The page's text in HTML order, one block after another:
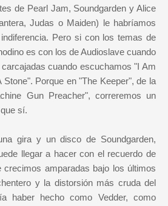
de Pearl Jam, Soundgarden y Alice
Judas o Maiden) le habríamos
Pero si con los temas de
es con los de Audioslave cuando
cuando escuchamos "I Am
Porque en "The Keeper", de la
Gun Preacher", correremos un
sí.
gira y un disco de Soundgarden,
llegar a hacer con el recuerdo de
crecimos amparadas bajo los últimos
y la distorsión más cruda del
haber hecho como Vedder, como